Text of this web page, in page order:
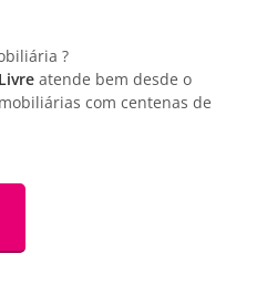
?
atende bem desde o
com centenas de